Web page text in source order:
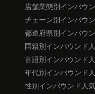
店舗業態別インバウ
チェーン別インバウ
都道府県別インバウ
国籍別インバウンド
言語別インバウンド
年代別インバウンド
性別インバウンド人